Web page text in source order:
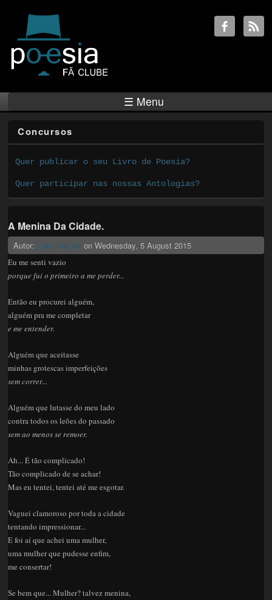
☰ Menu
Concursos
Quer publicar o seu Livro de Poesia?
Quer participar nas nossas Antologias?
A Menina Da Cidade.
Autor: Luan Soares onWednesday, 5 August 2015
Eu me senti vazio
porque fui o primeiro a me perder...
Então eu procurei alguém,
alguém pra me completar
e me entender.
Alguém que aceitasse
minhas grotescas imperfeições
sem correr...
Alguém que lutasse do meu lado
contra todos os leões do passado
sem ao menos se remoer.
Ah... É tão complicado!
Tão complicado de se achar!
Mas eu tentei, tentei até me esgotar.
Vaguei clamoroso por toda a cidade
tentando impressionar...
E foi aí que achei uma mulher,
uma mulher que pudesse enfim,
me consertar!
Se bem que... Mulher? talvez menina,